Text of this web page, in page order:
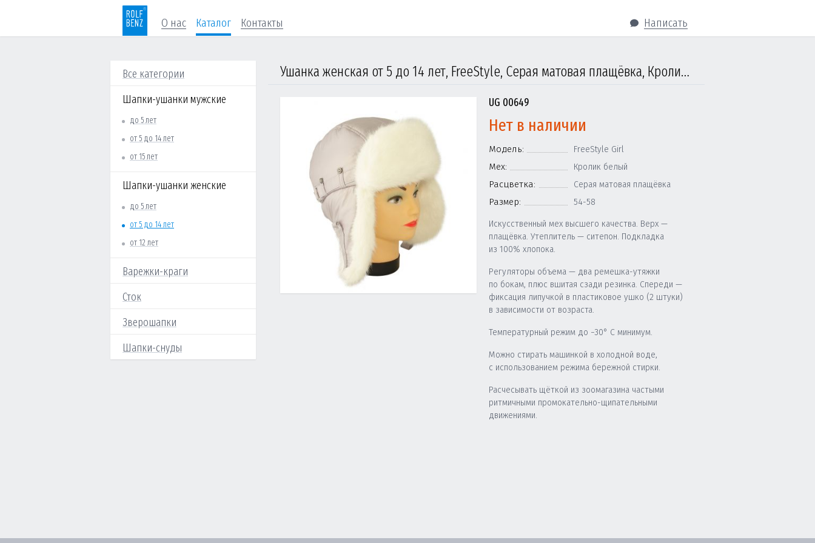
О нас Каталог Контакты Написать
Все категории
Шапки-ушанки мужские
до 5 лет
от 5 до 14 лет
от 15 лет
Шапки-ушанки женские
до 5 лет
от 5 до 14 лет
от 12 лет
Варежки-краги
Сток
Зверошапки
Шапки-снуды
Ушанка женская от 5 до 14 лет, FreeStyle, Серая матовая плащёвка, Кролик белый
UG 00649
Нет в наличии
Модель: FreeStyle Girl
Мех: Кролик белый
Расцветка: Серая матовая плащёвка
Размер: 54-58
Искусственный мех высшего качества. Верх —
плащёвка. Утеплитель — ситепон. Подкладка
из 100% хлопока.
Регуляторы объема — два ремешка-утяжки
по бокам, плюс вшитая сзади резинка. Спереди —
фиксация липучкой в пластиковое ушко (2 штуки)
в зависимости от возраста.
Температурный режим до −30° C минимум.
Можно стирать машинкой в холодной воде,
с использованием режима бережной стирки.
Расчесывать щёткой из зоомагазина частыми
ритмичными промокательно-щипательными
движениями.